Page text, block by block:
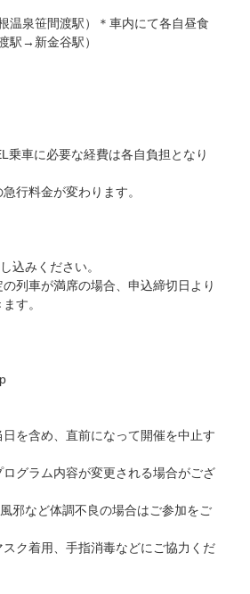
泉笹間渡駅）＊車内にて各自昼食
駅→新金谷駅）
乗車に必要な経費は各自負担となり
行料金が変わります。
込みください。
列車が満席の場合、申込締切日より
す。
を含め、直前になって開催を中止す
グラム内容が変更される場合がござ
邪など体調不良の場合はご参加をご
ク着用、手指消毒などにご協力くだ